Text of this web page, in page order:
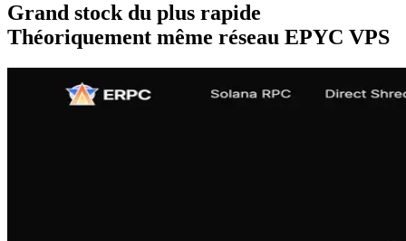
Grand stock du plus rapide
Théoriquement même réseau EPYC VPS